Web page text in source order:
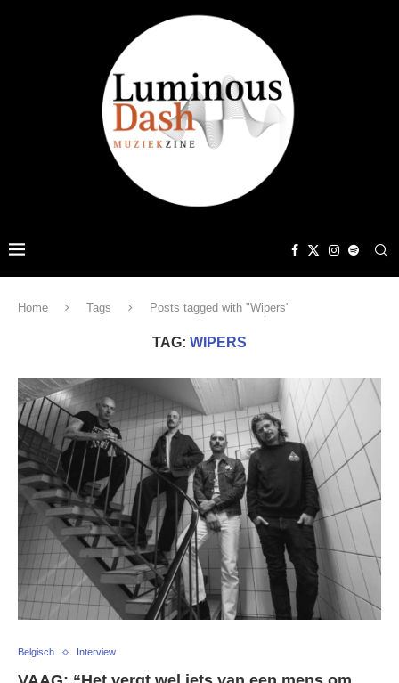
Home Tags Posts tagged with "Wipers"
TAG: WIPERS
Belgisch Interview